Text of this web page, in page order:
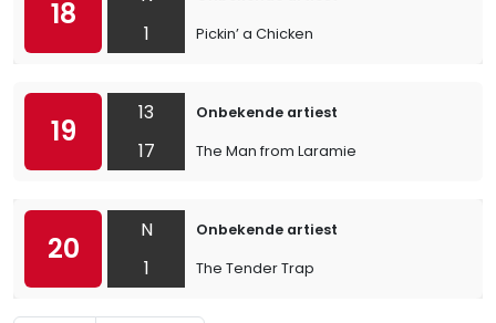
18
1
Pickin’ a Chicken
19
13
17
Onbekende artiest
The Man from Laramie
20
N
1
Onbekende artiest
The Tender Trap